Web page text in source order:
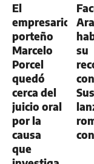
El
empresario
porteño
Marcelo
Porcel
quedó
cerca del
juicio oral
por la
causa
que
su